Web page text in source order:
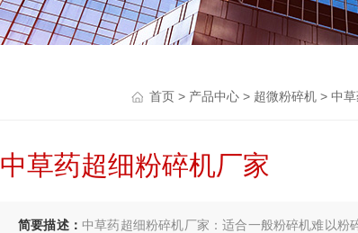
首页 > 产品中心 > 超微粉碎机 > 中
中草药超细粉碎机厂家
简要描述： 中草药超细粉碎机厂家：适合一般粉碎机难以粉